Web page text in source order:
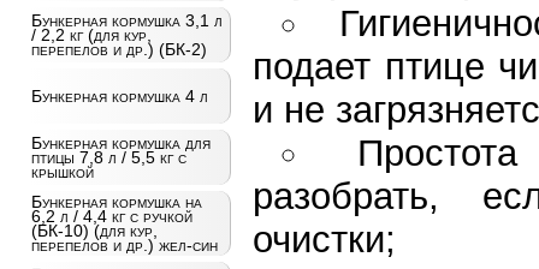
Бункерная кормушка 3,1 л
/ 2,2 кг (для кур,
перепелов и др.) (БК-2)
Бункерная кормушка 4 л
Бункерная кормушка для
птицы 7,8 л / 5,5 кг с
крышкой
Бункерная кормушка на
6,2 л / 4,4 кг с ручкой
(БК-10) (для кур,
перепелов и др.) жел-син
подает птице
и не
разобрать,
очистки;